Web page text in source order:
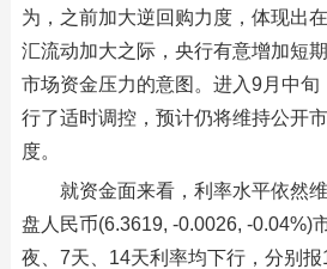
为，之前加大逆回购力度，体现出
汇流动加大之际，央行有意增加短
市场资金压力的意图。进入9月中
行了适时调控，预计仍将维持公开
度。
就资金面来看，利率水平依然
盘人民币(6.3619, -0.0026, -0.04%)
夜、7天、14天利率均下行，分别报